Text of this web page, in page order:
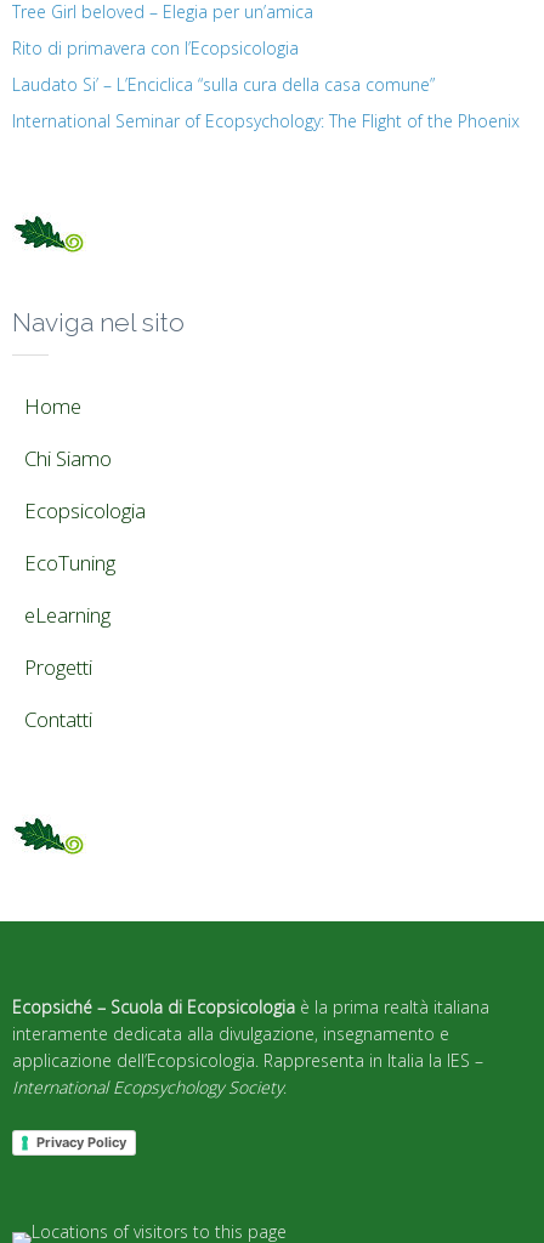
Tree Girl beloved – Elegia per un’amica
Rito di primavera con l’Ecopsicologia
Laudato Si’ – L’Enciclica “sulla cura della casa comune”
International Seminar of Ecopsychology: The Flight of the Phoenix
Naviga nel sito
Home
Chi Siamo
Ecopsicologia
EcoTuning
eLearning
Progetti
Contatti
Ecopsiché – Scuola di Ecopsicologia è la prima realtà italiana
interamente dedicata alla divulgazione, insegnamento e
applicazione dell’Ecopsicologia. Rappresenta in Italia la IES –
International Ecopsychology Society.
Privacy Policy